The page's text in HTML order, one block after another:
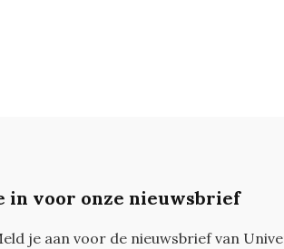
in voor onze nieuwsbrief
je aan voor de nieuwsbrief van